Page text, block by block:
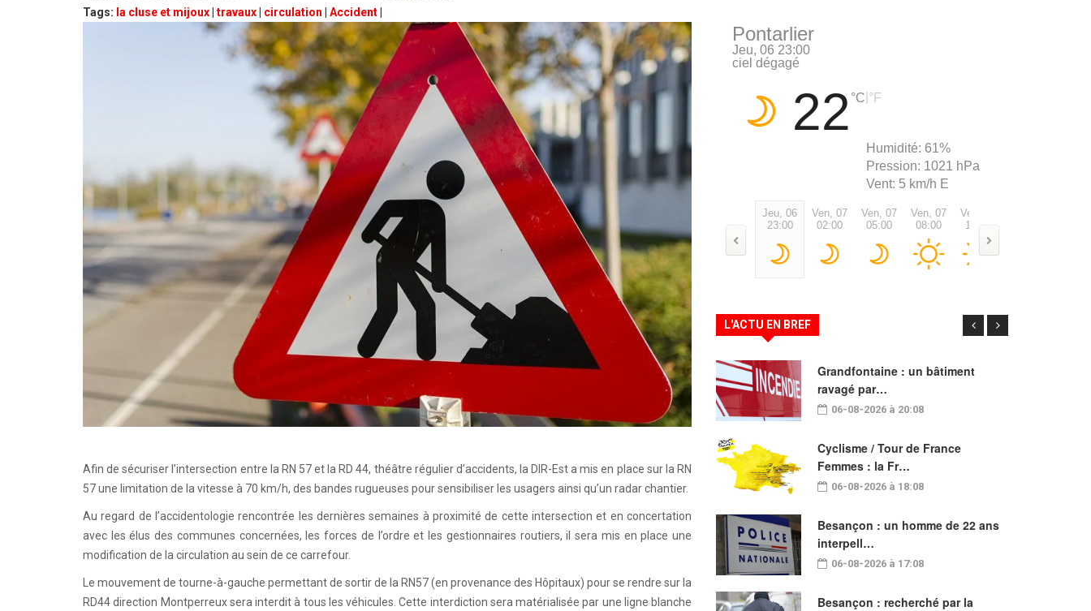
Tags: la cluse et mijoux travaux circulation Accident
Afin de sécuriser l’intersection entre la RN 57 et la RD 44, théâtre régulier d’accidents, la DIR-Est a mis en place sur la RN
57 une limitation de la vitesse à 70 km/h, des bandes rugueuses pour sensibiliser les usagers ainsi qu’un radar chantier.
Au regard de l’accidentologie rencontrée les dernières semaines à proximité de cette intersection et en concertation
avec les élus des communes concernées, les forces de l’ordre et les gestionnaires routiers, il sera mis en place une
modification de la circulation au sein de ce carrefour.
Le mouvement de tourne-à-gauche permettant de sortir de la RN57 (en provenance des Hôpitaux) pour se rendre sur la
RD44 direction Montperreux sera interdit à tous les véhicules. Cette interdiction sera matérialisée par une ligne blanche
Pontarlier
Jeu, 06 23:00
ciel dégagé
22 °C °F
Humidité: 61%
Pression: 1021 hPa
Vent: 5 km/h E
Jeu, 06
23:00
Ven, 07
02:00
Ven, 07
05:00
Ven, 07
08:00
Ven, 07
11:00
L'ACTU EN BREF
Grandfontaine : un bâtiment
ravagé par…
06-08-2026 à 20:08
Cyclisme / Tour de France
Femmes : la Fr…
06-08-2026 à 18:08
Besançon : un homme de 22 ans
interpell…
06-08-2026 à 17:08
Besançon : recherché par la